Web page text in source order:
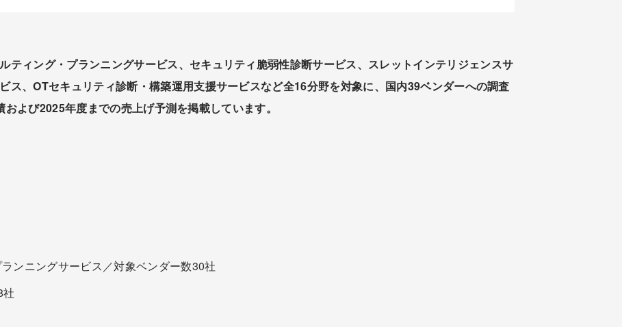
ティング・プランニングサービス、セキュリティ脆弱性診断サービス、スレットインテリジェンスサ
ス、OTセキュリティ診断・構築運用支援サービスなど全16分野を対象に、国内39ベンダーへの調査
よび2025年度までの売上げ予測を掲載しています。
ンニングサービス／対象ベンダー数30社